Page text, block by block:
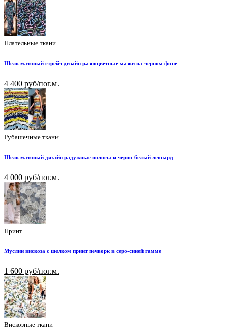
Плательные ткани
Шелк матовый стрейч дизайн разноцветные мазки на черном фоне
4 400 руб/пог.м.
Рубашечные ткани
Шелк матовый дизайн радужные полосы и черно-белый леопард
4 000 руб/пог.м.
Принт
Муслин вискоза с шелком принт печворк в серо-синей гамме
1 600 руб/пог.м.
Вискозные ткани